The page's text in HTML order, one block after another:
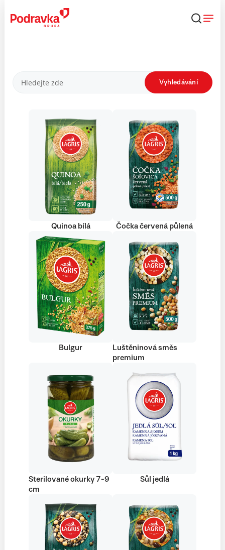
obsahu
Produkty Vyhledávání
Quinoa bílá Čočka červená půlená
Bulgur
Luštěninová směs
premium
Sterilované okurky 7-9
cm
Sůl jedlá